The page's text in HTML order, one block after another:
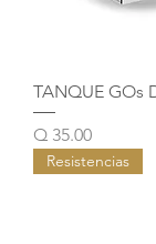
TANQUE GOs
Precio
Q 35.00
Resistencias